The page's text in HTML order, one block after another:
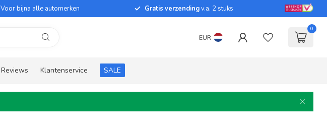
Voor bijna alle automerken Gratis verzendingv.a. 2 stuks
EUR
0
Reviews Klantenservice SALE